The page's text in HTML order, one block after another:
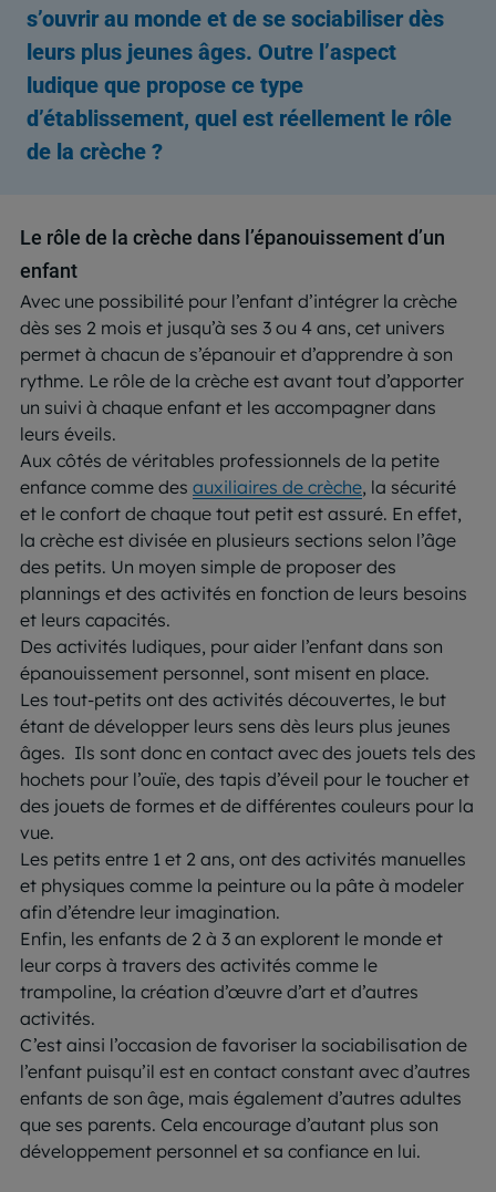
s’ouvrir au monde et de se sociabiliser dès
leurs plus jeunes âges. Outre l’aspect
ludique que propose ce type
d’établissement, quel est réellement le rôle
de la crèche ?
Le rôle de la crèche dans l’épanouissement d’un
enfant
Avec une possibilité pour l’enfant d’intégrer la crèche
dès ses 2 mois et jusqu’à ses 3 ou 4 ans, cet univers
permet à chacun de s’épanouir et d’apprendre à son
rythme. Le rôle de la crèche est avant tout d’apporter
un suivi à chaque enfant et les accompagner dans
leurs éveils.
Aux côtés de véritables professionnels de la petite
enfance comme des auxiliaires de crèche, la sécurité
et le confort de chaque tout petit est assuré. En effet,
la crèche est divisée en plusieurs sections selon l’âge
des petits. Un moyen simple de proposer des
plannings et des activités en fonction de leurs besoins
et leurs capacités.
Des activités ludiques, pour aider l’enfant dans son
épanouissement personnel, sont misent en place.
Les tout-petits ont des activités découvertes, le but
étant de développer leurs sens dès leurs plus jeunes
âges. Ils sont donc en contact avec des jouets tels des
hochets pour l’ouïe, des tapis d’éveil pour le toucher et
des jouets de formes et de différentes couleurs pour la
vue.
Les petits entre 1 et 2 ans, ont des activités manuelles
et physiques comme la peinture ou la pâte à modeler
afin d’étendre leur imagination.
Enfin, les enfants de 2 à 3 an explorent le monde et
leur corps à travers des activités comme le
trampoline, la création d’œuvre d’art et d’autres
activités.
C’est ainsi l’occasion de favoriser la sociabilisation de
l’enfant puisqu’il est en contact constant avec d’autres
enfants de son âge, mais également d’autres adultes
que ses parents. Cela encourage d’autant plus son
développement personnel et sa confiance en lui.